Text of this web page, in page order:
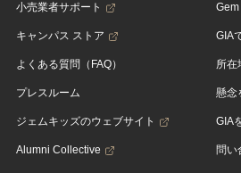
小売業者サポート
キャンパス ストア
よくある質問（FAQ）
プレスルーム
ジェムキッズのウェブサイト
Alumni Collective
GIA
所在
懸念
GIA
問い